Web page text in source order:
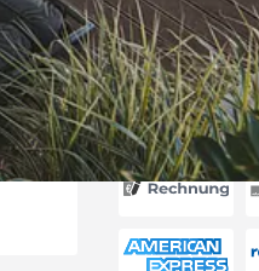
Akzeptierte